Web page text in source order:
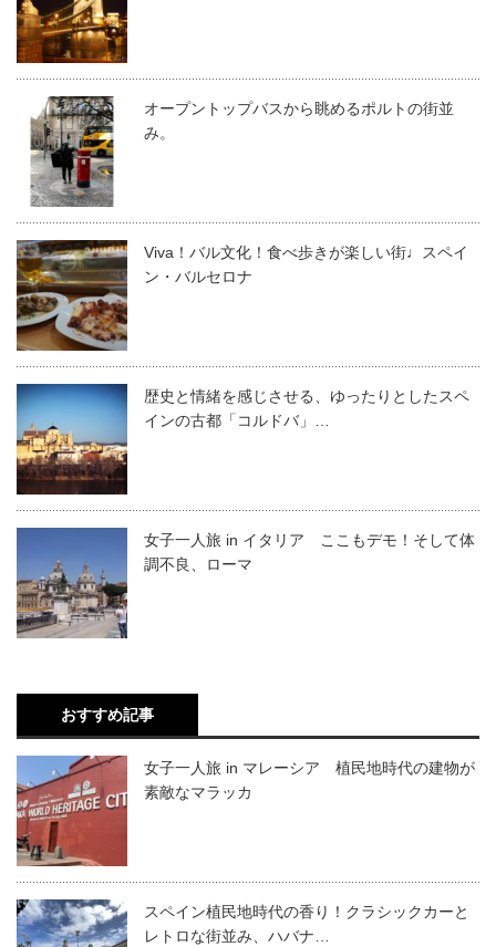
オープントップバスから眺めるポルトの街並
み。
Viva！バル文化！食べ歩きが楽しい街♩スペイ
ン・バルセロナ
歴史と情緒を感じさせる、ゆったりとしたスペ
インの古都「コルドバ」…
女子一人旅 in イタリア ここもデモ！そして体
調不良、ローマ
おすすめ記事
女子一人旅 in マレーシア 植民地時代の建物が
素敵なマラッカ
スペイン植民地時代の香り！クラシックカーと
レトロな街並み、ハバナ…